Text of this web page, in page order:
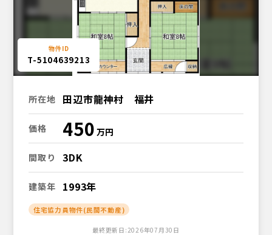
T-5104639213
所在地 田辺市龍神村 福井
価格 450
間取り 3DK
建築年 1993年
住宅協力員物件(民間不動産)
最終更新日:2026年07月30日